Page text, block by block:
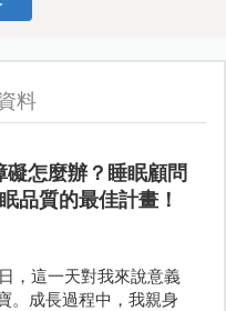
料
礙怎麼辦？睡眠顧問
品質的最佳計畫！
，這一天對我來說意義
。成長過程中，我親身